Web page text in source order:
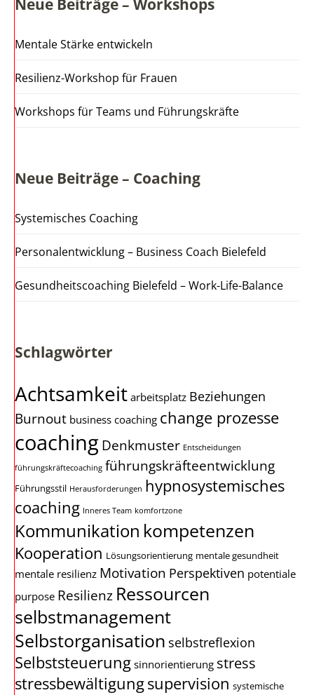
Neue Beiträge – Workshops
Mentale Stärke entwickeln
Resilienz-Workshop für Frauen
Workshops für Teams und Führungskräfte
Neue Beiträge – Coaching
Systemisches Coaching
Personalentwicklung – Business Coach Bielefeld
Gesundheitscoaching Bielefeld – Work-Life-Balance
Schlagwörter
Achtsamkeit arbeitsplatz Beziehungen
Burnout business coaching change prozesse
coachingDenkmuster Entscheidungen
führungskräftecoaching führungskräfteentwicklung
Führungsstil Herausforderungen hypnosystemisches
coaching Inneres Team komfortzone
Kommunikation kompetenzen
Kooperation Lösungsorientierung mentale gesundheit
mentale resilienz Motivation Perspektiven potentiale
purpose Resilienz Ressourcen
selbstmanagement
Selbstorganisation selbstreflexion
Selbststeuerung sinnorientierung stress
stressbewältigungsupervision systemische